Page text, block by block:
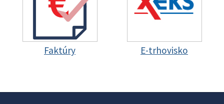
Faktúry E-trhovisko